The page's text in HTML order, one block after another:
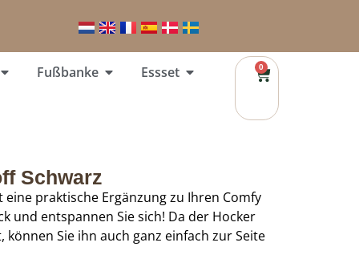
Fußbanke Essset 0
Schwarz
praktische Ergänzung zu Ihren Comfy
und entspannen Sie sich! Da der Hocker
Sie ihn auch ganz einfach zur Seite